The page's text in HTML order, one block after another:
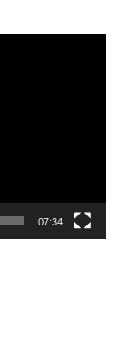
07:34